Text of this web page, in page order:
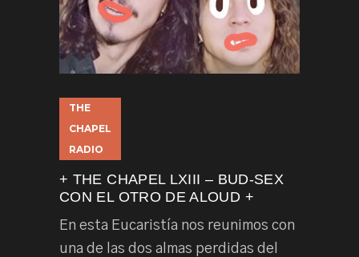
THE
CHAPEL
RADIO
+ THE CHAPEL LXIII – BUD-SEX
CON EL OTRO DE ALOUD +
En esta Eucaristía nos reunimos con
una de las dos almas perdidas del